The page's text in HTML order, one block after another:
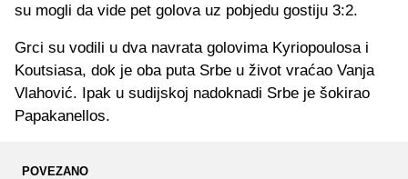
su mogli da vide pet golova uz pobjedu gostiju 3:2.
Grci su vodili u dva navrata golovima Kyriopoulosa i
Koutsiasa, dok je oba puta Srbe u život vraćao Vanja
Vlahović. Ipak u sudijskoj nadoknadi Srbe je šokirao
Papakanellos.
POVEZANO